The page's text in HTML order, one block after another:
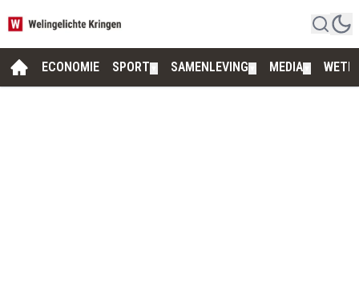
ECONOMIE SPORT SAMENLEVING MEDIA